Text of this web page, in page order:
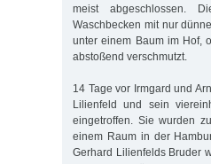
meist abgeschlossen.
Waschbecken mit nur
unter einem Baum im Hof,
abstoßend verschmutzt.
14 Tage vor Irmgard und
Lilienfeld und sein
eingetroffen. Sie wurden
einem Raum in der
Gerhard Lilienfelds Bruder